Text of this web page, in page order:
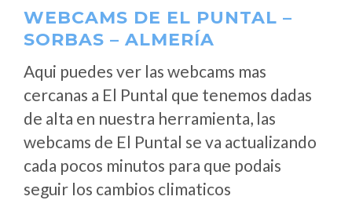
WEBCAMS DE EL PUNTAL –
SORBAS – ALMERÍA
Aqui puedes ver las webcams mas
cercanas a El Puntal que tenemos dadas
de alta en nuestra herramienta, las
webcams de El Puntal se va actualizando
cada pocos minutos para que podais
seguir los cambios climaticos